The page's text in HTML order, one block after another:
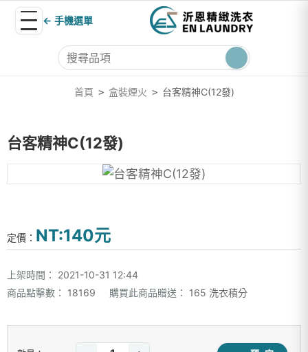
← 手機選單
首頁 > 盒裝煙火 > 台客精神C(12發)
台客精神C(12發)
定價： NT:140元
上架時間：
2021-10-31 12:44
商品點擊數：
18169 購買此商品贈送： 165 洗衣積分